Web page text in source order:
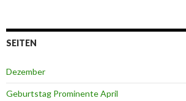
SEITEN
Dezember
Geburtstag Prominente April